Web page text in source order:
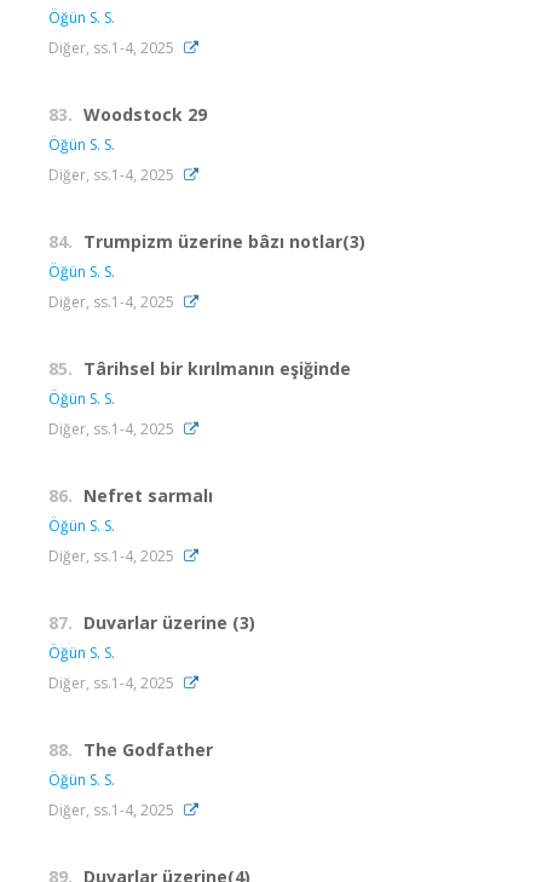
Öğün S. S.
Diğer, ss.1-4, 2025
83. Woodstock 29
Öğün S. S.
Diğer, ss.1-4, 2025
84. Trumpizm üzerine bâzı notlar(3)
Öğün S. S.
Diğer, ss.1-4, 2025
85. Târihsel bir kırılmanın eşiğinde
Öğün S. S.
Diğer, ss.1-4, 2025
86. Nefret sarmalı
Öğün S. S.
Diğer, ss.1-4, 2025
87. Duvarlar üzerine (3)
Öğün S. S.
Diğer, ss.1-4, 2025
88. The Godfather
Öğün S. S.
Diğer, ss.1-4, 2025
89. Duvarlar üzerine(4)